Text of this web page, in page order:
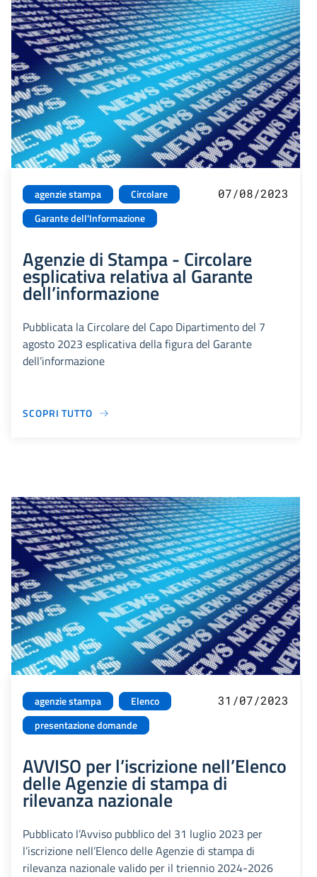
agenzie stampa
Circolare
Garante dell'Informazione
07/08/2023
Agenzie di Stampa - Circolare
esplicativa relativa al Garante
dell’informazione
Pubblicata la Circolare del Capo Dipartimento del 7
agosto 2023 esplicativa della figura del Garante
dell’informazione
SCOPRI TUTTO
agenzie stampa
Elenco
presentazione domande
31/07/2023
AVVISO per l’iscrizione nell’Elenco
delle Agenzie di stampa di
rilevanza nazionale
Pubblicato l’Avviso pubblico del 31 luglio 2023 per
l’iscrizione nell’Elenco delle Agenzie di stampa di
rilevanza nazionale valido per il triennio 2024-2026